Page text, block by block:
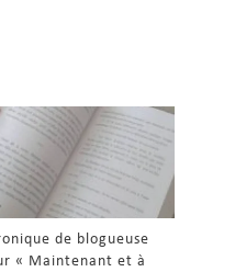
de blogueuse
« Maintenant et à